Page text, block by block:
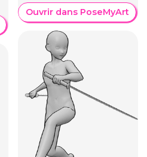
Ouvrir dans PoseMyArt